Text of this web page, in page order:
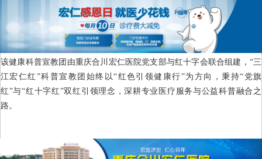
量筑牢职场安全防线。
该健康科普宣教团由重庆合川宏仁医院党支部与红十字会联合组建，“三
江宏仁红”科普宣教团始终以“红色引领健康行”为方向，秉持“党旗
红”与“红十字红”双红引领理念，深耕专业医疗服务与公益科普融合之
路。
本次培训精准对接企业需求，由急诊医学科护士长王晓艳、张向菊等资